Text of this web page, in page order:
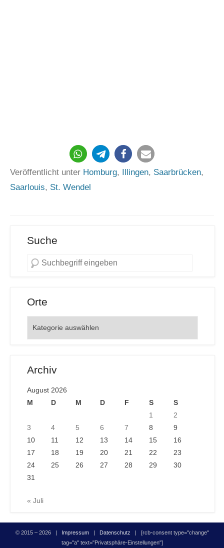
835
Veröffentlicht unter Homburg, Illingen, Saarbrücken,
Saarlouis, St. Wendel
Suche
Orte
Archiv
August 2026
M
D M D F S
S
1
2
3
4 5 6 7 8
9
10
11 12 13 14 15
16
17
18 19 20 21 22
23
24
25 26 27 28 29
30
31
« Juli
© 2015 – 2026 | Impressum| Datenschutz | [rcb-consent type="change"
tag="a" text="Privatsphäre-Einstellungen"]